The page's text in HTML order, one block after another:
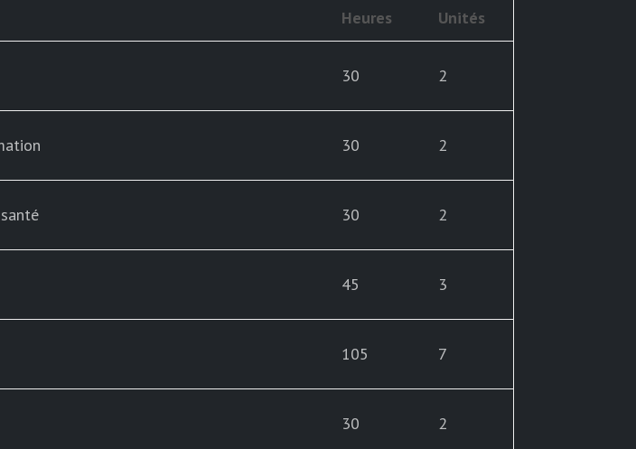
Heures Unités
30 2
30 2
30 2
45 3
105 7
30 2